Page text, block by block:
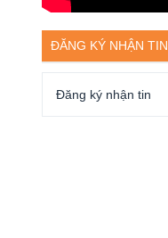
ĐĂNG KÝ NHẬN TIN